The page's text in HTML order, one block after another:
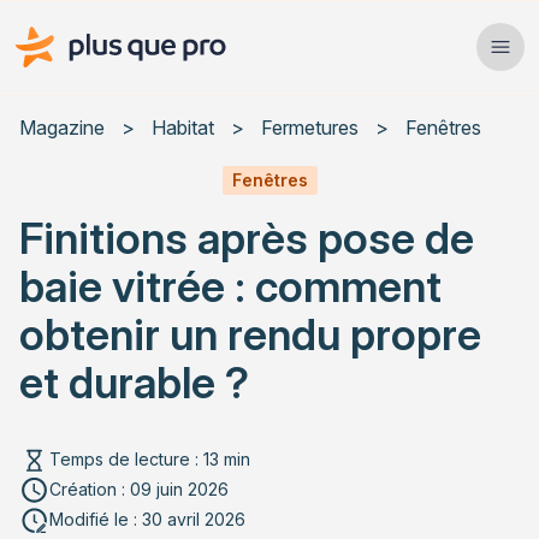
Plus que pro Mag'
Services
Actualités
Magazine > Habitat > Fermetures > Fenêtres
Fenêtres
Finitions après pose de
baie vitrée : comment
obtenir un rendu propre
et durable ?
Temps de lecture : 13 min
Création : 09 juin 2026
Modifié le : 30 avril 2026